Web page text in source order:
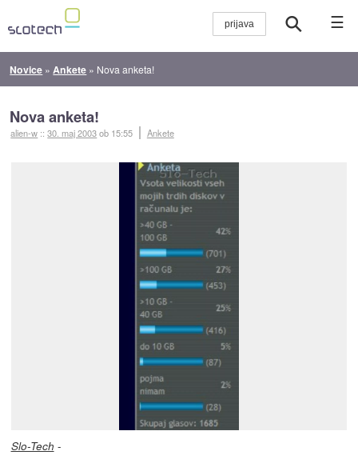
☰
Novice » Ankete » Nova anketa!
Nova anketa!
alien-w ::30. maj 2003ob 15:55 Ankete
Slo-Tech -